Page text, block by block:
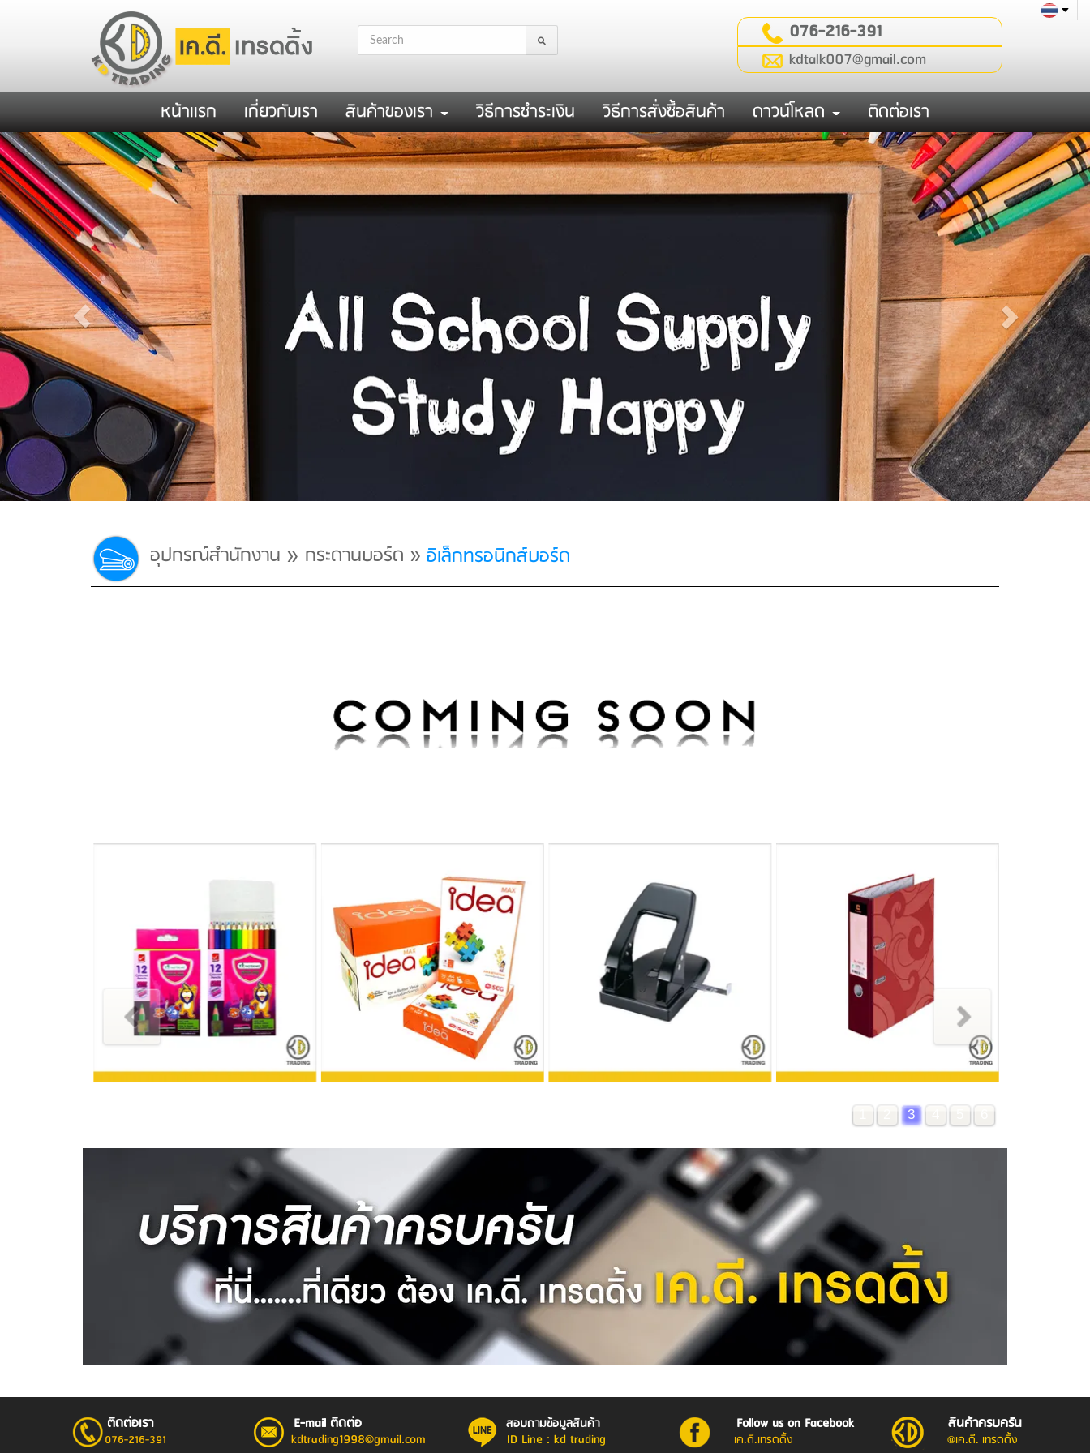
หน้าเเรก เกี่ยวกับเรา สินค้าของเรา วิธีการชำระเงิน วิธีการสั่งซื้อสินค้า ดาวน์โหลด ติดต่อเรา
076-216-391
kdtalk007@gmail.com
อุปกรณ์สำนักงาน » กระดานบอร์ด » อิเล็กทรอนิกส์บอร์ด
3
ติดต่อเรา
076-216-391
E-mail ติดต่อ
kdtrading1998@gmail.com
สอบถามข้อมูลสินค้า
ID Line : kd trading
Follow us on Facebook
เค.ดี.เทรดดิ้ง
สินค้าครบครัน
@เค.ดี. เทรดดิ้ง